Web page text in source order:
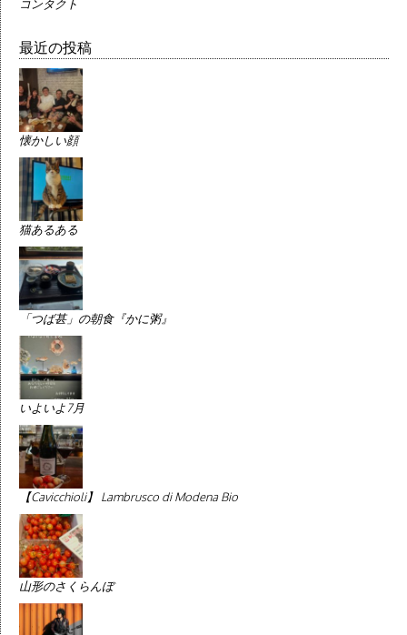
コンタクト
最近の投稿
懐かしい顔
猫あるある
「つば甚」の朝食『かに粥』
いよいよ7月
【Cavicchioli】 Lambrusco di Modena Bio
山形のさくらんぼ